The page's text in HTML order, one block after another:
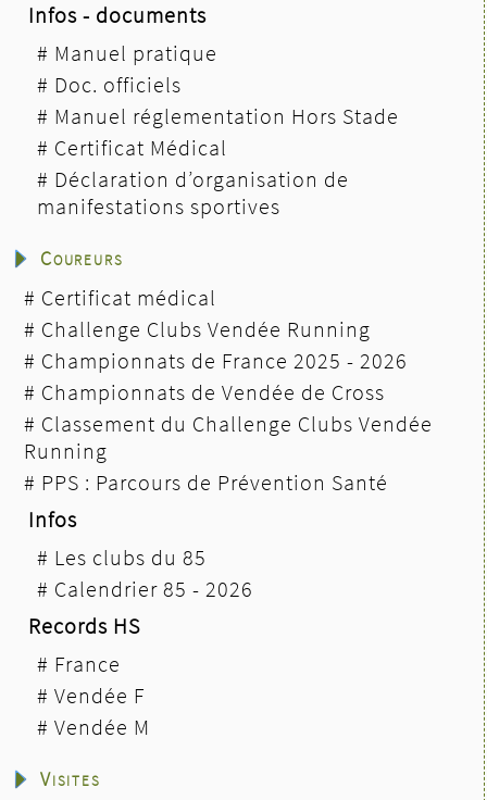
Infos - documents
# Manuel pratique
# Doc. officiels
# Manuel réglementation Hors Stade
# Certificat Médical
# Déclaration d’organisation de
manifestations sportives
Coureurs
# Certificat médical
# Challenge Clubs Vendée Running
# Championnats de France 2025 - 2026
# Championnats de Vendée de Cross
# Classement du Challenge Clubs Vendée
Running
# PPS : Parcours de Prévention Santé
Infos
# Les clubs du 85
# Calendrier 85 - 2026
Records HS
# France
# Vendée F
# Vendée M
Visites